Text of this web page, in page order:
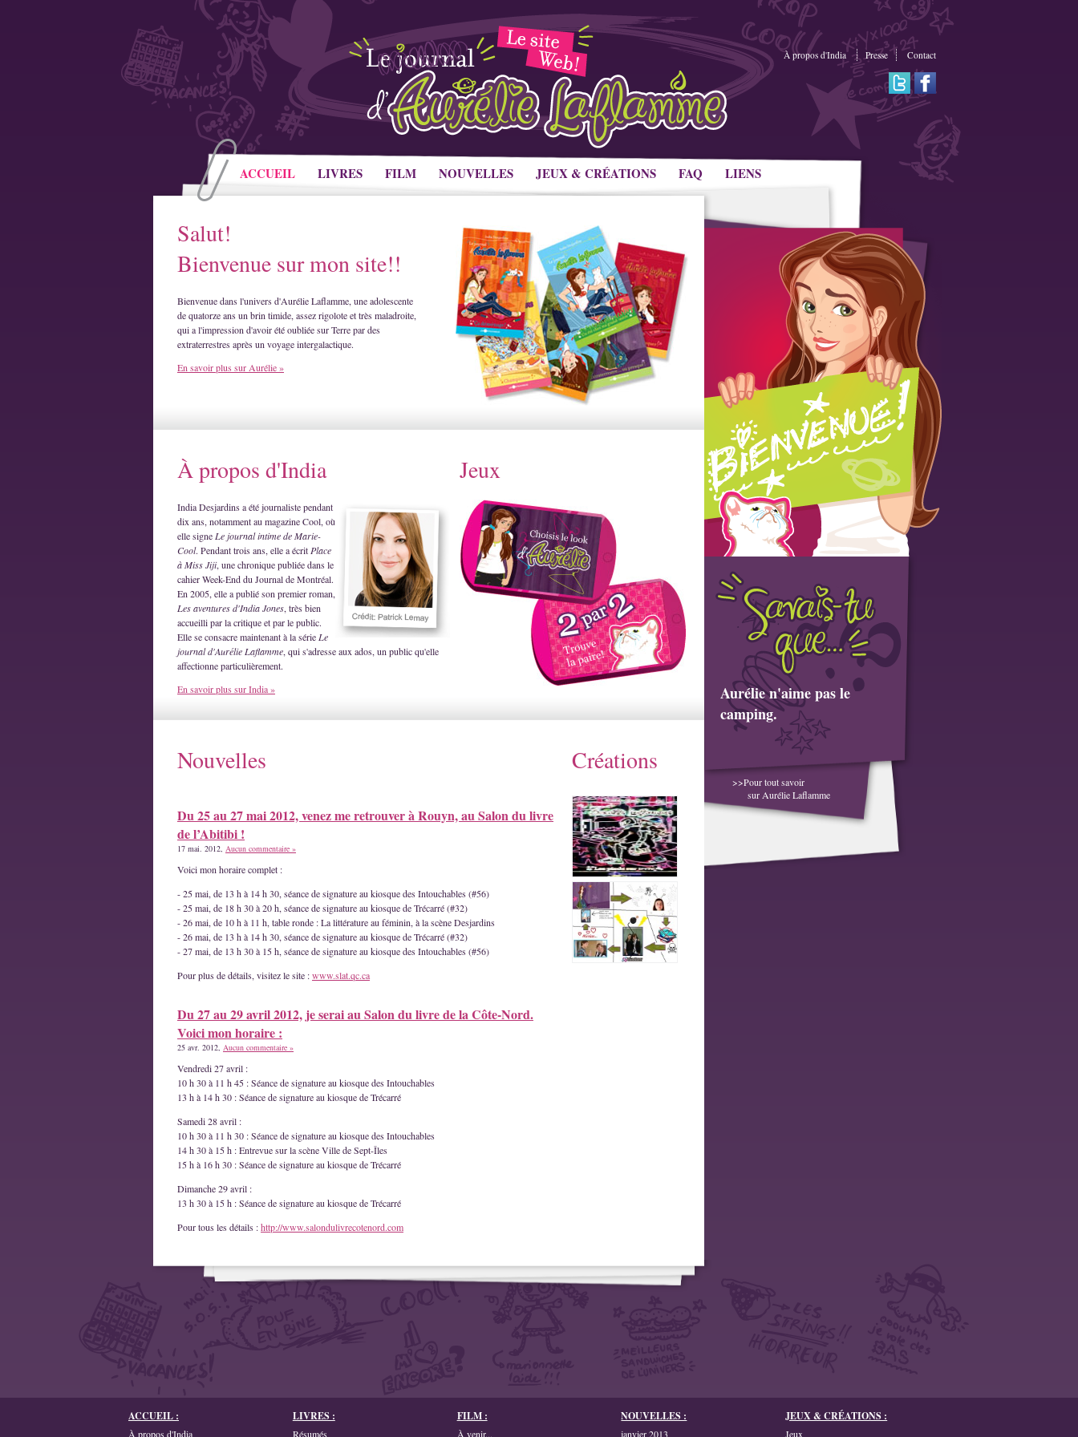
ACCUEIL LIVRES FILM NOUVELLES JEUX & CRÉATIONS FAQ LIENS
À propos d'India Presse Contact
Salut!
Bienvenue sur mon site!!
Bienvenue dans l'univers d'Aurélie Laflamme, une adolescente
de quatorze ans un brin timide, assez rigolote et très maladroite,
qui a l'impression d'avoir été oubliée sur Terre par des
extraterrestres après un voyage intergalactique.
En savoir plus sur Aurélie »
À propos d'India
India Desjardins a été journaliste pendant
dix ans, notamment au magazine Cool, où
elle signe Le journal intime de Marie-
Cool. Pendant trois ans, elle a écrit Place
à Miss Jiji, une chronique publiée dans le
cahier Week-End du Journal de Montréal.
En 2005, elle a publié son premier roman,
Les aventures d'India Jones, très bien
accueilli par la critique et par le public.
Elle se consacre maintenant à la série Le
journal d'Aurélie Laflamme, qui s'adresse aux ados, un public qu'elle
affectionne particulièrement.
En savoir plus sur India »
Jeux
Nouvelles
Du 25 au 27 mai 2012, venez me retrouver à Rouyn, au Salon du livre
de l’Abitibi !
17 mai. 2012, Aucun commentaire »
Voici mon horaire complet :
- 25 mai, de 13 h à 14 h 30, séance de signature au kiosque des Intouchables (#56)
- 25 mai, de 18 h 30 à 20 h, séance de signature au kiosque de Trécarré (#32)
- 26 mai, de 10 h à 11 h, table ronde : La littérature au féminin, à la scène Desjardins
- 26 mai, de 13 h à 14 h 30, séance de signature au kiosque de Trécarré (#32)
- 27 mai, de 13 h 30 à 15 h, séance de signature au kiosque des Intouchables (#56)
Pour plus de détails, visitez le site :www.slat.qc.ca
Du 27 au 29 avril 2012, je serai au Salon du livre de la Côte-Nord.
Voici mon horaire :
25 avr. 2012, Aucun commentaire »
Vendredi 27 avril :
10 h 30 à 11 h 45 : Séance de signature au kiosque des Intouchables
13 h à 14 h 30 : Séance de signature au kiosque de Trécarré
Samedi 28 avril :
10 h 30 à 11 h 30 : Séance de signature au kiosque des Intouchables
14 h 30 à 15 h : Entrevue sur la scène Ville de Sept-Îles
15 h à 16 h 30 : Séance de signature au kiosque de Trécarré
Dimanche 29 avril :
13 h 30 à 15 h : Séance de signature au kiosque de Trécarré
Pour tous les détails :http://www.salondulivrecotenord.com
Créations
Aurélie n'aime pas le
camping.
>>Pour tout savoir
sur Aurélie Laflamme
ACCUEIL :
À propos d'India
LIVRES :
Résumés
FILM :
À venir...
NOUVELLES :
janvier 2013
JEUX & CRÉATIONS :
Jeux